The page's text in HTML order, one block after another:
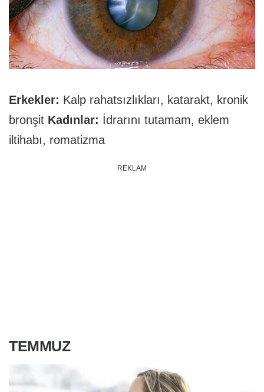
Erkekler: Kalp rahatsızlıkları, katarakt, kronik
bronşit Kadınlar: İdrarını tutamam, eklem
iltihabı, romatizma
REKLAM
TEMMUZ